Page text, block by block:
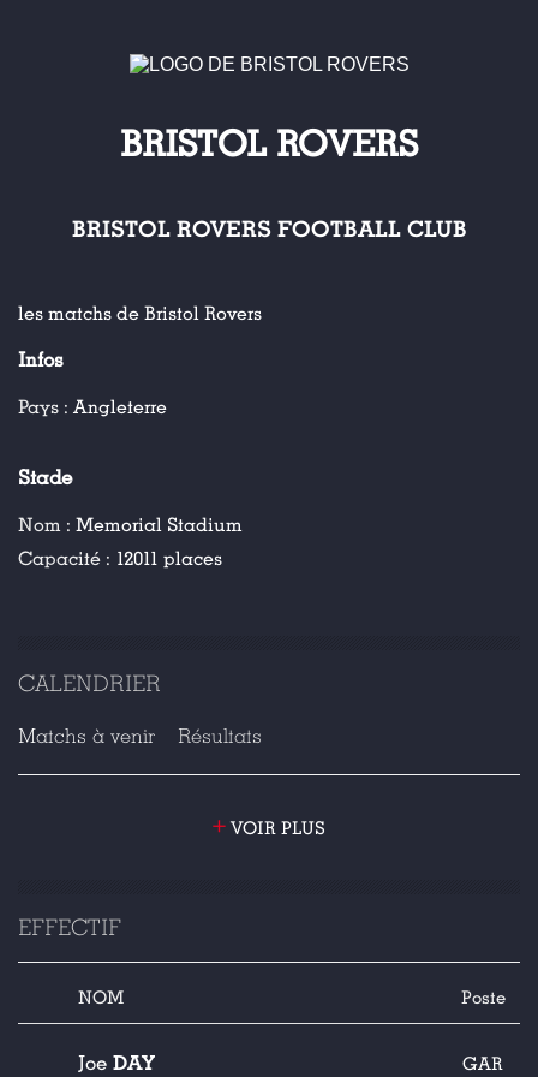
BRISTOL ROVERS
BRISTOL ROVERS FOOTBALL CLUB
les matchs de Bristol Rovers
Infos
Pays : Angleterre
Stade
Nom : Memorial Stadium
Capacité : 12011 places
CALENDRIER
Matchs à venir Résultats
+ VOIR PLUS
EFFECTIF
NOM Poste
Joe DAY GAR